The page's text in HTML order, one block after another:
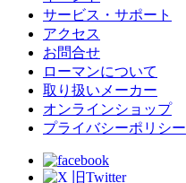
サービス・サポート
アクセス
お問合せ
ローマンについて
取り扱いメーカー
オンラインショップ
プライバシーポリシー